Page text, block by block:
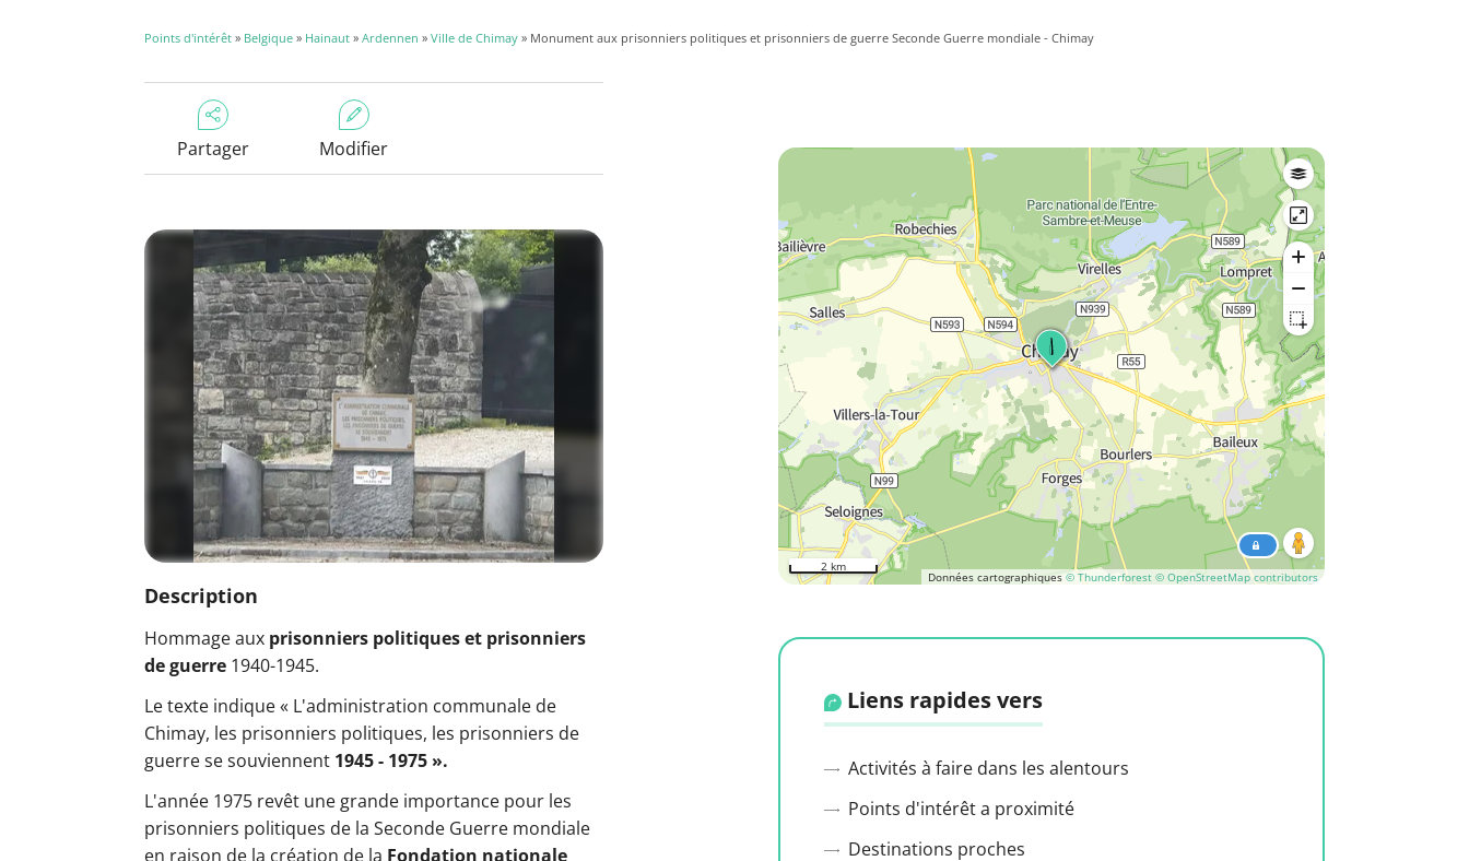
Points d'intérêt » Belgique » Hainaut » Ardennen » Ville de Chimay » Monument aux prisonniers politiques et prisonniers de guerre Seconde Guerre mondiale - Chimay
Partager Modifier
Description
Hommage aux prisonniers politiques et prisonniers
de guerre 1940-1945.
Le texte indique « L'administration communale de
Chimay, les prisonniers politiques, les prisonniers de
guerre se souviennent 1945 - 1975 ».
L'année 1975 revêt une grande importance pour les
prisonniers politiques de la Seconde Guerre mondiale
en raison de la création de la Fondation nationale
Données cartographiques© Thunderforest © OpenStreetMap contributors
2 km
Liens rapides vers
Activités à faire dans les alentours
Points d'intérêt a proximité
Destinations proches